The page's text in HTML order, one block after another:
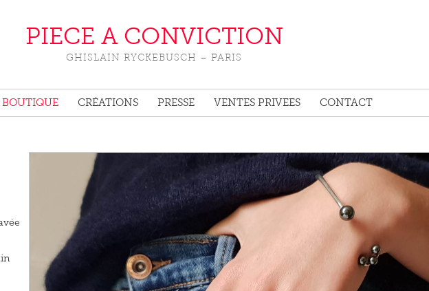
PIECE A CONVICTION
GHISLAIN RYCKEBUSCH – PARIS
BOUTIQUE CRÉATIONS PRESSE VENTES PRIVEES CONTACT